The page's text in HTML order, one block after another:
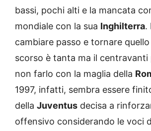
bassi, pochi alti e la mancata
mondiale con la sua Inghilterra.
cambiare passo e tornare quello
scorso è tanta ma il
non farlo con la maglia della
1997, infatti, sembra essere
della Juventus decisa a
offensivo considerando le voci